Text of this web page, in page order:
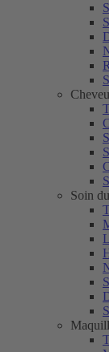
Soin